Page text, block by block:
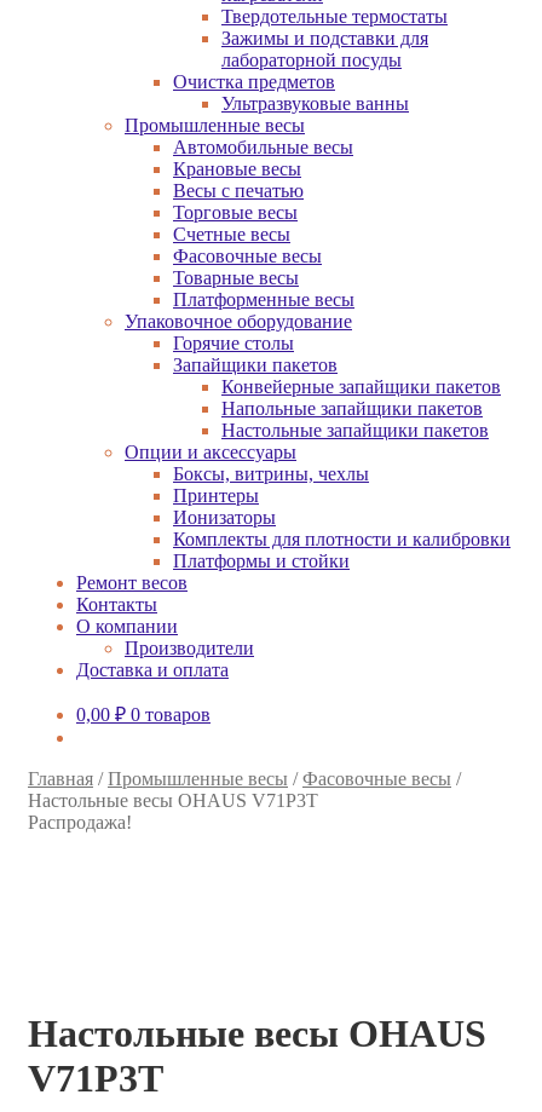
Твердотельные термостаты
Зажимы и подставки для
лабораторной посуды
Очистка предметов
Ультразвуковые ванны
Промышленные весы
Автомобильные весы
Крановые весы
Весы с печатью
Торговые весы
Счетные весы
Фасовочные весы
Товарные весы
Платформенные весы
Упаковочное оборудование
Горячие столы
Запайщики пакетов
Конвейерные запайщики пакетов
Напольные запайщики пакетов
Настольные запайщики пакетов
Опции и аксессуары
Боксы, витрины, чехлы
Принтеры
Ионизаторы
Комплекты для плотности и калибровки
Платформы и стойки
Ремонт весов
Контакты
О компании
Производители
Доставка и оплата
0,00 ₽ 0 товаров
Главная /Промышленные весы /Фасовочные весы /
Настольные весы OHAUS V71P3T
Распродажа!
Настольные весы OHAUS
V71P3T